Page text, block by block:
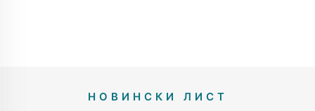
НОВИНСКИ ЛИСТ